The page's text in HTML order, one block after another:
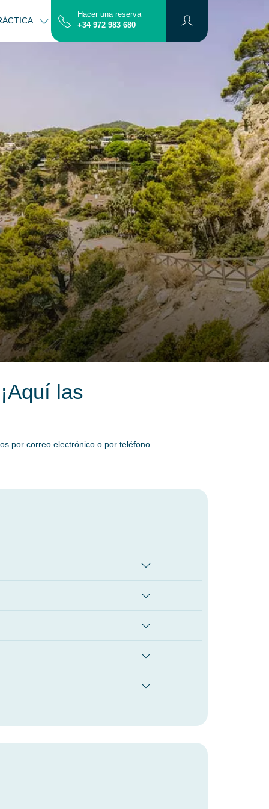
CONTACTO MAPA
Hacer una reserva
+34 972 983 680
las
por correo electrónico o por teléfono